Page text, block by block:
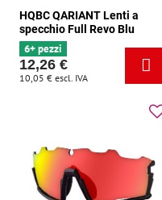
HQBC QARIANT Lenti a
specchio Full Revo Blu
6+ pezzi
12,26 €
10,05 € escl. IVA